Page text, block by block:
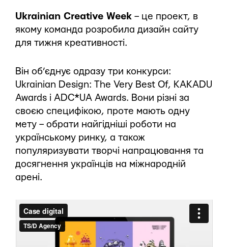
Ukrainian Creative Week – це проект, в
якому команда розробила дизайн сайту
для тижня креативності.
Він об’єднує одразу три конкурси:
Ukrainian Design: The Very Best Of, KAKADU
Awards і ADC*UA Awards. Вони різні за
своєю специфікою, проте мають одну
мету – обрати найгідніші роботи на
українському ринку, а також
популяризувати творчі напрацювання та
досягнення українців на міжнародній
арені.